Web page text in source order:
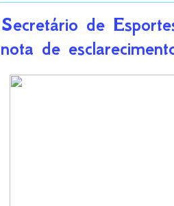
Secretário de
nota de